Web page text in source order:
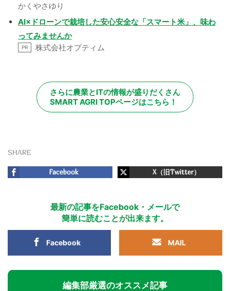
かくやさゆり
AI×ドローンで栽培した安心安全な「スマート米」、味わ
ってみませんか
PR 株式会社オプティム
さらに農業とITの情報が盛りだくさん
SMART AGRI TOPページはこちら！
SHARE
Facebook X（旧Twitter）
最新の記事をFacebook・メールで
簡単に読むことが出来ます。
Facebook MAIL
編集部厳選のオススメ記事